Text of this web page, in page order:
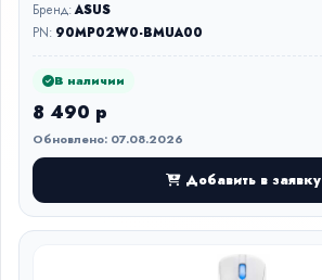
Бренд:ASUS
PN: 90MP02W0-BMUA00
В наличии
8 490 р
Обновлено: 07.08.2026
Добавить в заявку